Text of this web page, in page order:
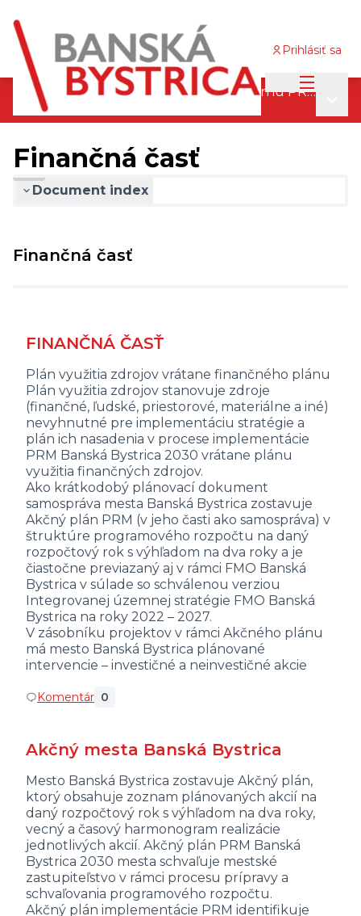
Prihlásiť sa
Pripomienkovací proces finálneho návrhu PRM 2030
Finančná časť
Finančná časť
Document index
Finančná časť
FINANČNÁ ČASŤ
Plán využitia zdrojov vrátane finančného plánu
Plán využitia zdrojov stanovuje zdroje
(finančné, ľudské, priestorové, materiálne a iné)
nevyhnutné pre implementáciu stratégie a
plán ich nasadenia v procese implementácie
PRM Banská Bystrica 2030 vrátane plánu
využitia finančných zdrojov.
Ako krátkodobý plánovací dokument
samospráva mesta Banská Bystrica zostavuje
Akčný plán PRM (v jeho časti ako samospráva) v
štruktúre programového rozpočtu na daný
rozpočtový rok s výhľadom na dva roky a je
čiastočne previazaný aj v rámci FMO Banská
Bystrica v súlade so schválenou verziou
Integrovanej územnej stratégie FMO Banská
Bystrica na roky 2022 – 2027.
V zásobníku projektov v rámci Akčného plánu
má mesto Banská Bystrica plánované
intervencie – investičné a neinvestičné akcie
Komentár 0
Akčný mesta Banská Bystrica
Mesto Banská Bystrica zostavuje Akčný plán,
ktorý obsahuje zoznam plánovaných akcií na
daný rozpočtový rok s výhľadom na dva roky,
vecný a časový harmonogram realizácie
jednotlivých akcií. Akčný plán PRM Banská
Bystrica 2030 mesta schvaľuje mestské
zastupiteľstvo v rámci procesu prípravy a
schvaľovania programového rozpočtu.
Akčný plán implementácie PRM identifikuje